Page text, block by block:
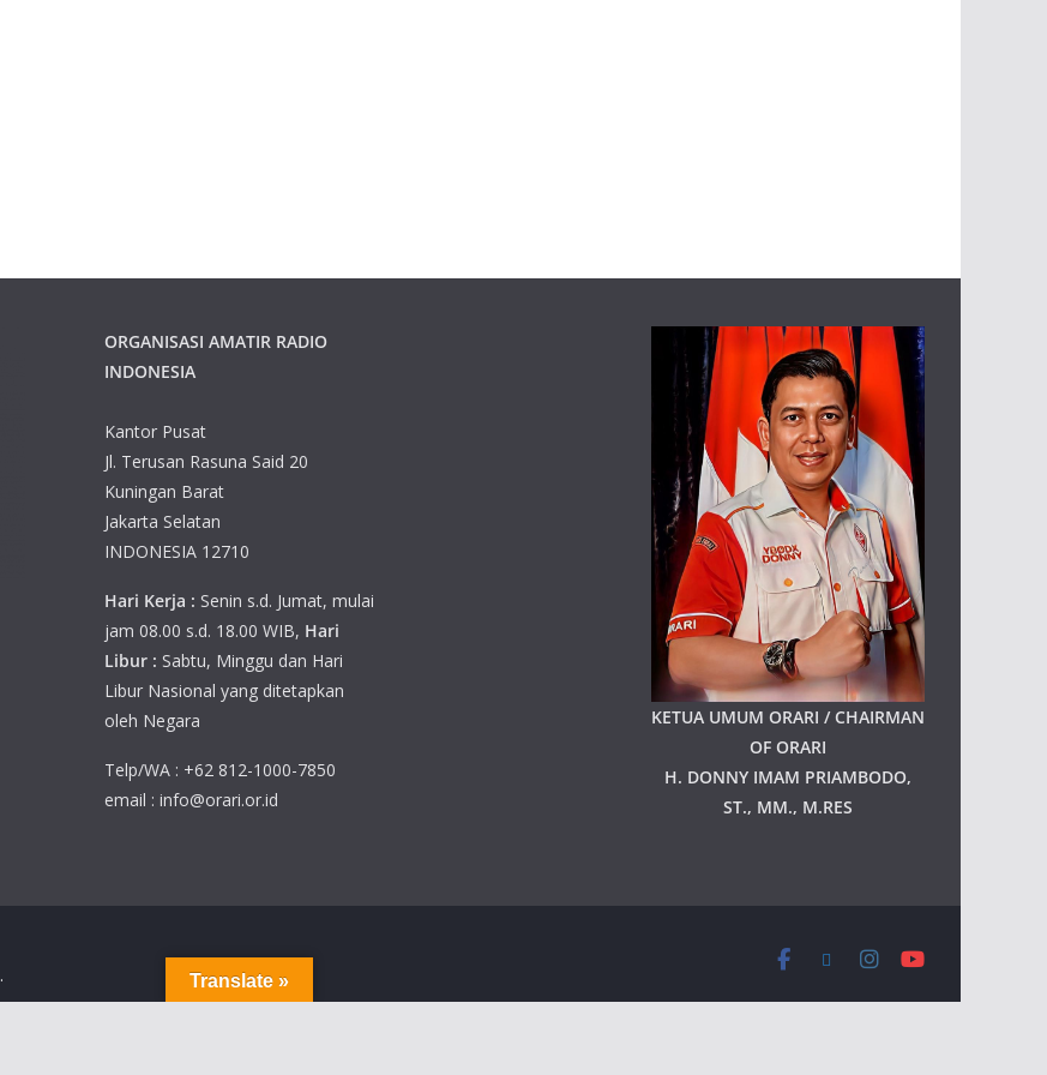
ORGANISASI AMATIR RADIO
INDONESIA
Kantor Pusat
Jl. Terusan Rasuna Said 20
Kuningan Barat
Jakarta Selatan
INDONESIA 12710
Hari Kerja : Senin s.d. Jumat, mulai
jam 08.00 s.d. 18.00 WIB, Hari
Libur : Sabtu, Minggu dan Hari
Libur Nasional yang ditetapkan
oleh Negara
Telp/WA : +62 812-1000-7850
email : info@orari.or.id
KETUA UMUM ORARI / CHAIRMAN
OF ORARI
H. DONNY IMAM PRIAMBODO,
ST., MM., M.RES
. Translate »